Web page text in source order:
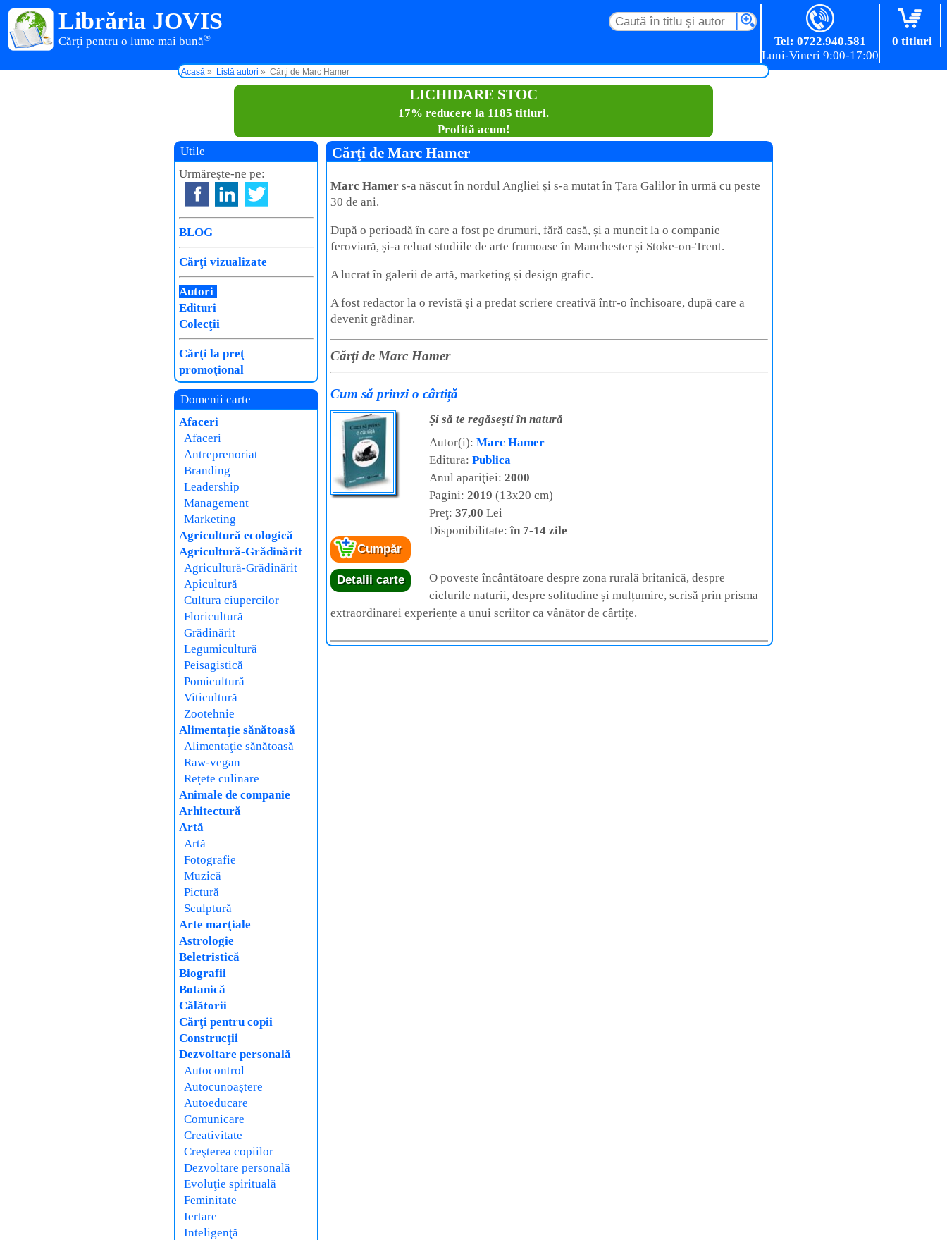
Librăria JOVIS
Cărţi pentru o lume mai bună® 0 titluri
Tel: 0722.940.581
Acasă Listă autori Cărţi de Marc Hamer
LICHIDARE STOC
17% reducere la 1185 titluri.
Profită acum!
Cărţi de Marc Hamer
Marc Hamer s-a născut în nordul Angliei și s-a mutat în Țara Galilor în urmă cu peste
30 de ani.
După o perioadă în care a fost pe drumuri, fără casă, și a muncit la o companie
feroviară, și-a reluat studiile de arte frumoase în Manchester și Stoke-on-Trent.
A lucrat în galerii de artă, marketing și design grafic.
A fost redactor la o revistă și a predat scriere creativă într-o închisoare, după care a
devenit grădinar.
Cărţi de Marc Hamer
Cum să prinzi o cârtiță
Cumpăr
Detalii carte
Și să te regăsești în natură
Autor(i): Marc Hamer
Editura: Publica
Anul apariţiei: 2000
Pagini: 2019 (13x20 cm)
Preţ: 37,00 Lei
Disponibilitate:în 7-14 zile
O poveste încântătoare despre zona rurală britanică, despre
ciclurile naturii, despre solitudine și mulțumire, scrisă prin prisma
extraordinarei experiențe a unui scriitor ca vânător de cârtițe.
Utile
Urmăreşte-ne pe:
BLOG
Cărţi vizualizate
Autori
Edituri
Colecţii
Cărţi la preţ
promoţional
Domenii carte
Afaceri
Afaceri
Antreprenoriat
Branding
Leadership
Management
Marketing
Agricultură ecologică
Agricultură-Grădinărit
Agricultură-Grădinărit
Apicultură
Cultura ciupercilor
Floricultură
Grădinărit
Legumicultură
Peisagistică
Pomicultură
Viticultură
Zootehnie
Alimentaţie sănătoasă
Alimentaţie sănătoasă
Raw-vegan
Reţete culinare
Animale de companie
Arhitectură
Artă
Artă
Fotografie
Muzică
Pictură
Sculptură
Arte marţiale
Astrologie
Beletristică
Biografii
Botanică
Călătorii
Cărţi pentru copii
Construcţii
Dezvoltare personală
Autocontrol
Autocunoaştere
Autoeducare
Comunicare
Creativitate
Creşterea copiilor
Dezvoltare personală
Evoluţie spirituală
Feminitate
Iertare
Inteligenţă